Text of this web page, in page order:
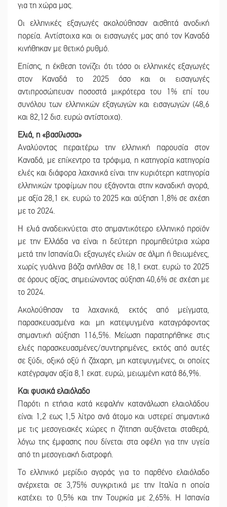
για τη χώρα μας.
Οι ελληνικές εξαγωγές ακολούθησαν αισθητά ανοδική
πορεία. Αντίστοιχα και οι εισαγωγές μας από τον Καναδά
κινήθηκαν με θετικό ρυθμό.
Επίσης, η έκθεση τονίζει ότι τόσο οι ελληνικές εξαγωγές
στον Καναδά το 2025 όσο και οι εισαγωγές
αντιπροσώπευαν ποσοστά μικρότερα του 1% επί του
συνόλου των ελληνικών εξαγωγών και εισαγωγών (48,6
και 82,12 δισ. ευρώ αντίστοιχα).
Ελιά, η «βασίλισσα»
Αναλύοντας περαιτέρω την ελληνική παρουσία στον
Καναδά, με επίκεντρο τα τρόφιμα, η κατηγορία κατηγορία
ελιές και διάφορα λαχανικά είναι την κυριότερη κατηγορία
ελληνικών τροφίμων που εξάγονται στην καναδική αγορά,
με αξία 28,1 εκ. ευρώ το 2025 και αύξηση 1,8% σε σχέση
με το 2024.
Η ελιά αναδεικνύεται στο σημαντικότερο ελληνικό προϊόν
με την Ελλάδα να είναι η δεύτερη προμηθεύτρια χώρα
μετά την Ισπανία.Οι εξαγωγές ελιών σε άλμη ή θειωμένες,
χωρίς γυάλινα βάζα ανήλθαν σε 18,1 εκατ. ευρώ το 2025
σε όρους αξίας, σημειώνοντας αύξηση 40,6% σε σχέση με
το 2024.
Ακολούθησαν τα λαχανικά, εκτός από μείγματα,
παρασκευασμένα και μη κατεψυγμένα καταγράφοντας
σημαντική αύξηση 116,5%. Μείωση παρατηρήθηκε στις
ελιές παρασκευασμένες/συντηρημένες, εκτός από αυτές
σε ξύδι, οξικό οξύ ή ζάχαρη, μη κατεψυγμένες, οι οποίες
κατέγραψαν αξία 8,1 εκατ. ευρώ, μειωμένη κατά 86,9%.
Και φυσικά ελαιόλαδο
Παρότι η ετήσια κατά κεφαλήν κατανάλωση ελαιολάδου
είναι 1,2 εως 1,5 λίτρο ανά άτομο και υστερεί σημαντικά
με τις μεσογειακές χώρες η ζήτηση αυξάνεται σταθερά,
λόγω της έμφασης που δίνεται στα οφέλη για την υγεία
από τη μεσογειακή διατροφή.
Το ελληνικό μερίδιο αγοράς για το παρθένο ελαιόλαδο
ανέρχεται σε 3,75% συγκριτικά με την Ιταλία η οποία
κατέχει το 0,5% και την Τουρκία με 2,65%. Η Ισπανία